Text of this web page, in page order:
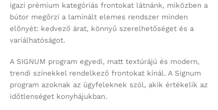
igazi prémium kategóriás frontokat látnánk, miközben a
bútor megőrzi a laminált elemes rendszer minden
előnyét: kedvező árat, könnyű szerelhetőséget és a
variálhatóságot.
A SIGNUM program egyedi, matt textúrájú és modern,
trendi színekkel rendelkező frontokat kínál. A Signum
program azoknak az ügyfeleknek szól, akik értékelik az
időtlenséget konyhájukban.